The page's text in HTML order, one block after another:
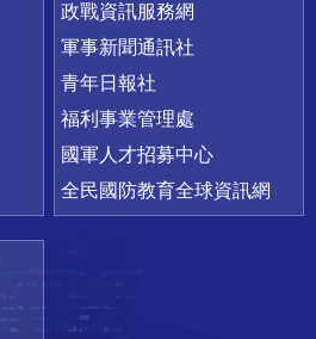
政戰資訊服務網
軍事新聞通訊社
青年日報社
福利事業管理處
國軍人才招募中心
全民國防教育全球資訊網